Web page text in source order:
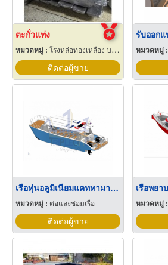
ตะกั่วแท่ง
หมวดหมู่ : โรงหล่อทองเหลือง บรอนซ์ อลูมิเนียมและแมกนีเซียม
ติดต่อผู้ขาย
หมวดหมู่ :
เรือทุ่นอลูมิเนียมแคททามาราน รุ่น Double Bullet
หมวดหมู่ : ต่อและซ่อมเรือ
ติดต่อผู้ขาย
หมวดหมู่ :